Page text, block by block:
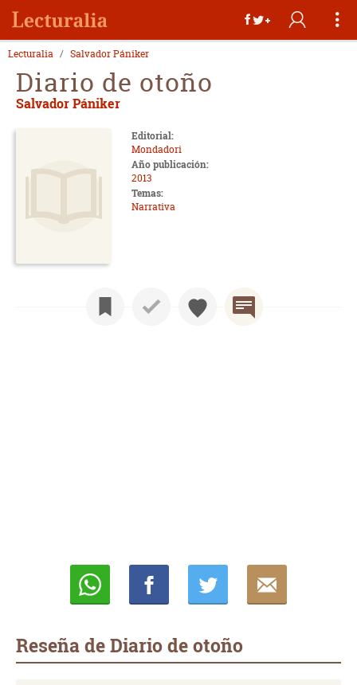
Lecturalia Salvador Pániker
Diario de otoño
Salvador Pániker
Editorial:
Mondadori
Año publicación:
2013
Temas:
Narrativa
Reseña de Diario de otoño